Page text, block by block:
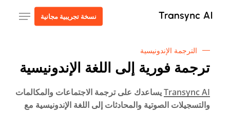
نسخة تجريبية مجانية قائمة طعام
الترجمة الإندونيسية
ترجمة فورية إلى اللغة الإندونيسية
Transync AIيساعدك على ترجمة الاجتماعات والمكالمات
والتسجيلات الصوتية والمحادثات إلى اللغة الإندونيسية مع